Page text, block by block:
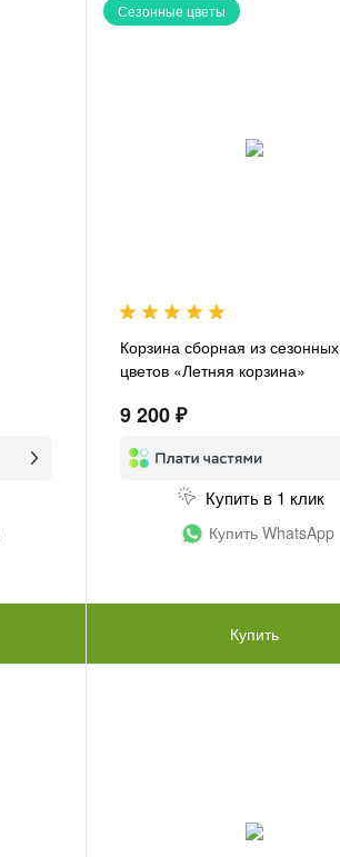
Сезонные цветы
Корзина сборная из сезонных
цветов «Летняя корзина»
9 200 ₽
Купить в 1 клик
Купить WhatsApp
Купить